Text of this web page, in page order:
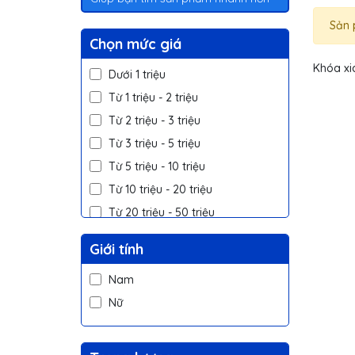
Chọn mức giá
Dưới 1 triệu
Từ 1 triệu - 2 triệu
Từ 2 triệu - 3 triệu
Từ 3 triệu - 5 triệu
Từ 5 triệu - 10 triệu
Từ 10 triệu - 20 triệu
Từ 20 triệu - 50 triệu
Trên 50 triệu
Giới tính
Nam
Nữ
Sản
Khóa